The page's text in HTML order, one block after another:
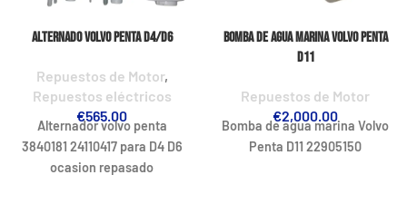
Alternado Volvo Penta D4/D6
Repuestos de Motor,
Repuestos eléctricos
€565.00
Alternador volvo penta
3840181 24110417 para D4 D6
ocasion repasado
Bomba de agua marina Volvo Penta
D11
Repuestos de Motor
€2,000.00
Bomba de agua marina Volvo
Penta D11 22905150